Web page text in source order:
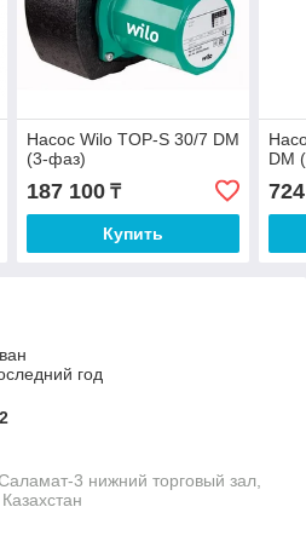
Насос Wilo TOP-S 30/7 DM
(3-фаз)
187 100₸
Купить
DM
год
3 нижний торговый зал,